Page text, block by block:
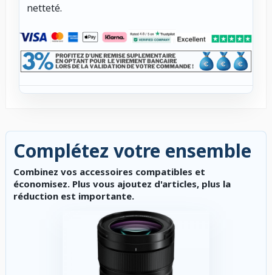
netteté.
Complétez votre ensemble
Combinez vos accessoires compatibles et
économisez. Plus vous ajoutez d'articles, plus la
réduction est importante.